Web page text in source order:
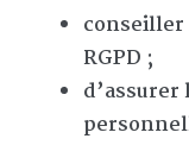
conseiller
RGPD ;